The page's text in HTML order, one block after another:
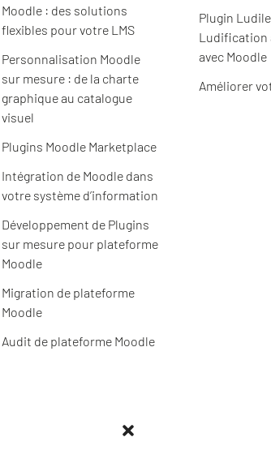
Moodle : des solutions
flexibles pour votre LMS
Personnalisation Moodle
sur mesure : de la charte
graphique au catalogue
visuel
Plugins Moodle Marketplace
Intégration de Moodle dans
votre système d’information
Développement de Plugins
sur mesure pour plateforme
Moodle
Migration de plateforme
Moodle
Audit de plateforme Moodle
Plugin
Ludification
avec Moodle
Améliorer